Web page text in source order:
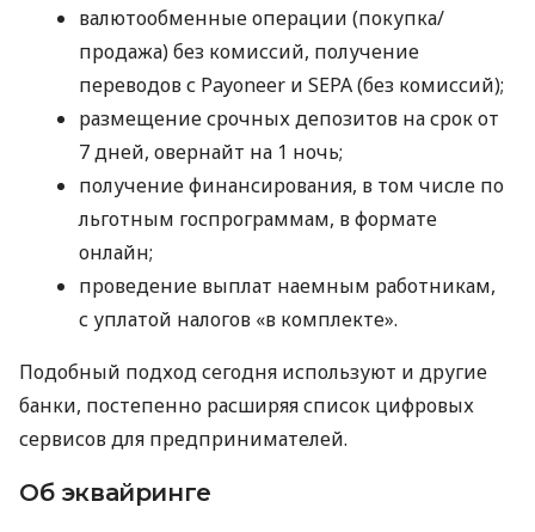
валютообменные операции (покупка/
продажа) без комиссий, получение
переводов с Payoneer и SEPA (без комиссий);
размещение срочных депозитов на срок от
7 дней, овернайт на 1 ночь;
получение финансирования, в том числе по
льготным госпрограммам, в формате
онлайн;
проведение выплат наемным работникам,
с уплатой налогов «в комплекте».
Подобный подход сегодня используют и другие
банки, постепенно расширяя список цифровых
сервисов для предпринимателей.
Об эквайринге